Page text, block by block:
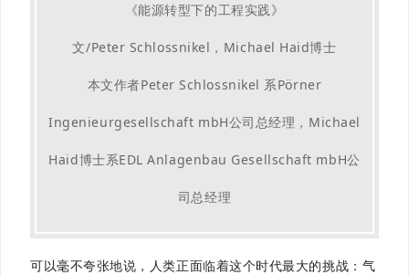
《能源转型下的工程实践》
文/Peter Schlossnikel，Michael Haid博士
本文作者Peter Schlossnikel 系Pörner
Ingenieurgesellschaft mbH公司总经理，Michael
Haid博士系EDL Anlagenbau Gesellschaft mbH公
司总经理
可以毫不夸张地说，人类正面临着这个时代最大的挑战： 气